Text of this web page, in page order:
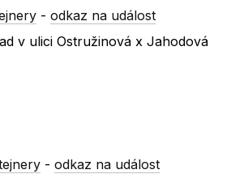
-odkaz na událost
v ulici Ostružinová x Jahodová
-odkaz na událost